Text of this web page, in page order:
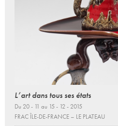
L’art dans tous ses états
Du 20 - 11 au 15 - 12 - 2015
FRAC ÎLE-DE-FRANCE – LE PLATEAU